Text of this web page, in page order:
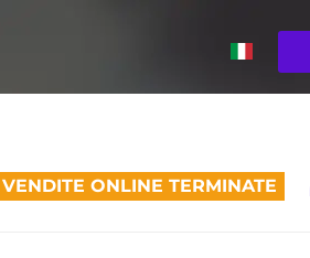
VENDITE ONLINE TERMINATE